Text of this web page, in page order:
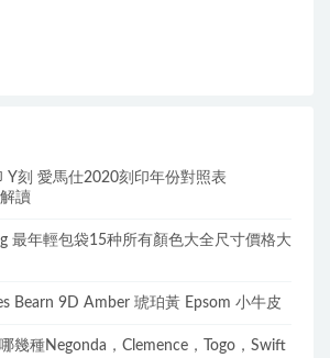
Y刻 愛馬仕2020刻印年份對照表
讀
最年輕包袋15种所有顏色大全尺寸價格大
Bearn 9D Amber 琥珀黃 Epsom 小牛皮
幾種Negonda，Clemence，Togo，Swift